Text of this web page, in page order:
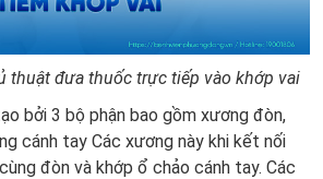
thuật đưa thuốc trực tiếp vào khớp vai
bởi 3 bộ phận bao gồm xương đòn,
cánh tay Các xương này khi kết nối
đòn và khớp ổ chảo cánh tay. Các